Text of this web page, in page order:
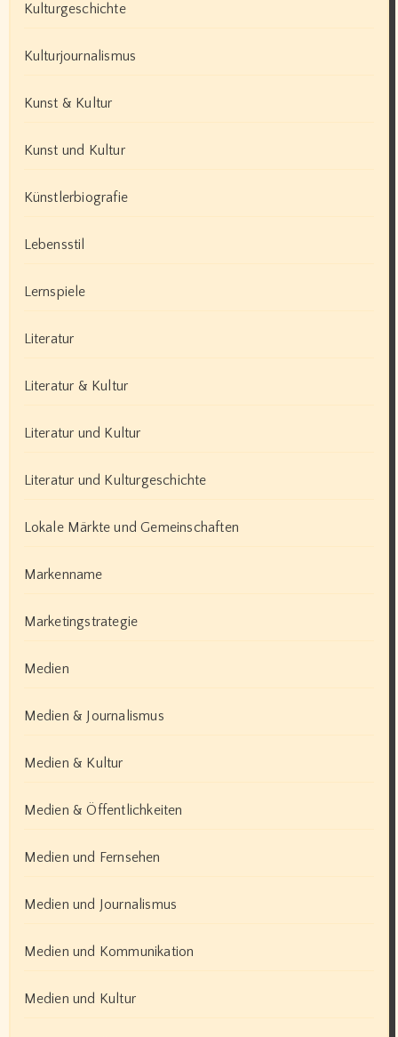
Kulturgeschichte
Kulturjournalismus
Kunst & Kultur
Kunst und Kultur
Künstlerbiografie
Lebensstil
Lernspiele
Literatur
Literatur & Kultur
Literatur und Kultur
Literatur und Kulturgeschichte
Lokale Märkte und Gemeinschaften
Markenname
Marketingstrategie
Medien
Medien & Journalismus
Medien & Kultur
Medien & Öffentlichkeiten
Medien und Fernsehen
Medien und Journalismus
Medien und Kommunikation
Medien und Kultur